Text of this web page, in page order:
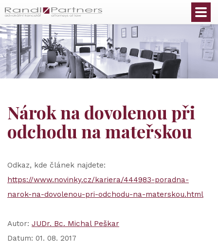
Nárok na dovolenou při
odchodu na mateřskou
Odkaz, kde článek najdete:
https://www.novinky.cz/kariera/444983-poradna-
narok-na-dovolenou-pri-odchodu-na-materskou.html
Autor: JUDr. Bc. Michal Peškar
Datum: 01. 08. 2017
Čeština